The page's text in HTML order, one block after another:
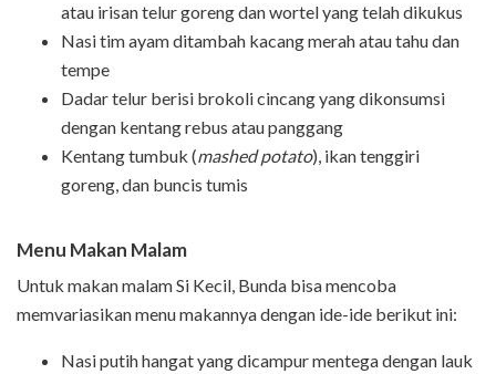
atau irisan telur goreng dan wortel yang telah dikukus
Nasi tim ayam ditambah kacang merah atau tahu dan
tempe
Dadar telur berisi brokoli cincang yang dikonsumsi
dengan kentang rebus atau panggang
Kentang tumbuk (mashed potato), ikan tenggiri
goreng, dan buncis tumis
Menu Makan Malam
Untuk makan malam Si Kecil, Bunda bisa mencoba
memvariasikan menu makannya dengan ide-ide berikut ini:
Nasi putih hangat yang dicampur mentega dengan lauk